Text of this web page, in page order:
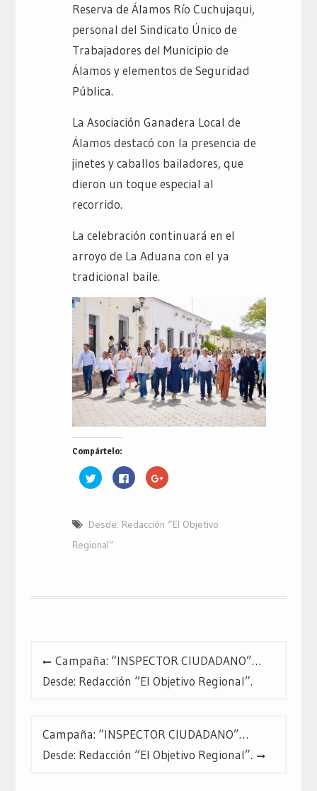
Reserva de Álamos Río Cuchujaqui,
personal del Sindicato Único de
Trabajadores del Municipio de
Álamos y elementos de Seguridad
Pública.
La Asociación Ganadera Local de
Álamos destacó con la presencia de
jinetes y caballos bailadores, que
dieron un toque especial al
recorrido.
La celebración continuará en el
arroyo de La Aduana con el ya
tradicional baile.
Compártelo:
Haz
clic
(Se
en
una
Haz
clic
Facebook
(Se
Haz
clic
Google+
(Se
Desde: Redacción “El Objetivo
Regional”
Campaña: “INSPECTOR CIUDADANO”…
Desde: Redacción “El Objetivo Regional”.
Campaña: “INSPECTOR CIUDADANO”…
Desde: Redacción “El Objetivo Regional”.